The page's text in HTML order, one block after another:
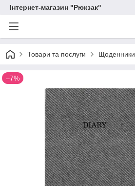
Інтернет-магазин "Рюкзак"
Товари та послуги Щоденники
–7%